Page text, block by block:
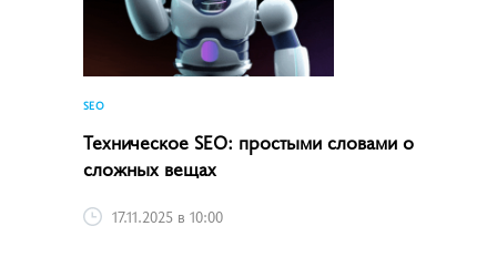
SEO
Техническое SEO: простыми словами о
сложных вещах
17.11.2025 в 10:00